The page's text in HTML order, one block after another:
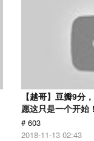
【越哥】豆瓣9分
愿这只是一个开始！
# 603
2018-11-13 02:43